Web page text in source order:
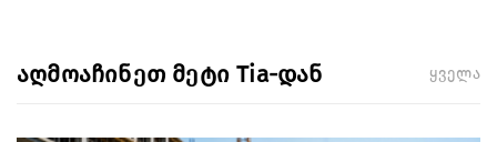
აღმოაჩინეთ მეტი Tia-დან ყველა